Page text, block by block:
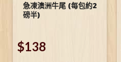
急凍澳洲牛尾 (每包約2
磅半)
$138